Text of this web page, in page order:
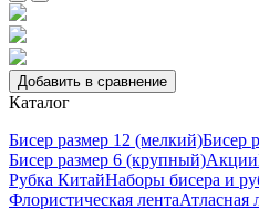
Добавить в сравнение
Каталог
Бисер размер 12 (мелкий)Бисер
Бисер размер 6 (крупный)Акции
Рубка КитайНаборы бисера и
Флористическая лентаАтласная